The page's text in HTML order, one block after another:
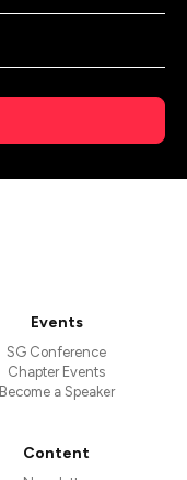
Events
SG Conference
Chapter Events
Become a Speaker
Content